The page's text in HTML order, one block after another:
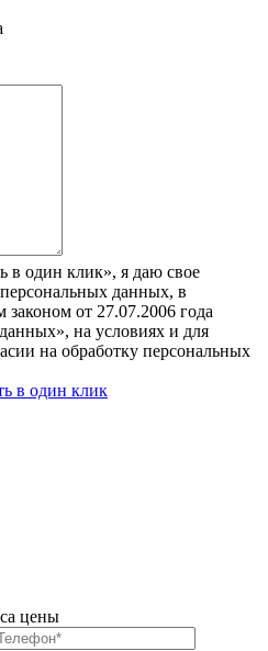
в один клик», я даю свое
данных, в
от 27.07.2006 года
на условиях и для
на обработку персональных
в один клик
цены